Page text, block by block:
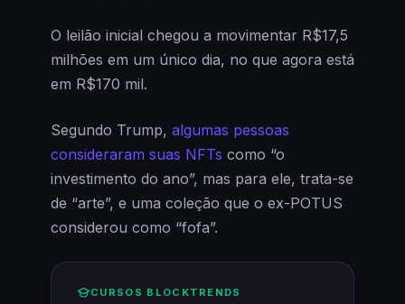
O leilão inicial chegou a movimentar R$17,5
milhões em um único dia, no que agora está
em R$170 mil.
Segundo Trump, algumas pessoas
consideraram suas NFTs como “o
investimento do ano”, mas para ele, trata-se
de “arte”, e uma coleção que o ex-POTUS
considerou como “fofa”.
CURSOS BLOCKTRENDS